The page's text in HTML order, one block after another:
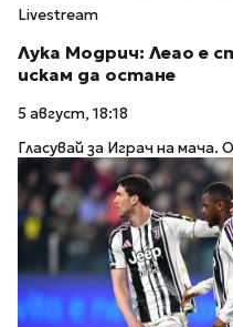
Livestream
Лука Модрич: Леао е
искам да остане
5 август, 18:18
Гласувай за Играч на